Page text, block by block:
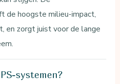
de hoogste milieu-impact,
en zorgt juist voor de lange
systemen?